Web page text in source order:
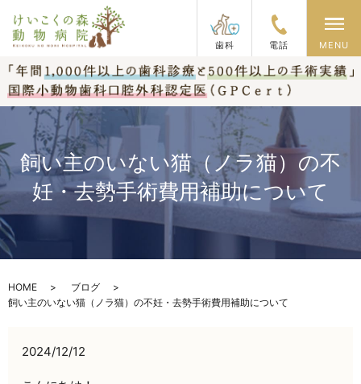
歯科 電話
メ
MENU
飼い主のいない猫（ノラ猫）の不
妊・去勢手術費用補助について
HOME
ブログ
飼い主のいない猫（ノラ猫）の不妊・去勢手術費用補助について
2024/12/12